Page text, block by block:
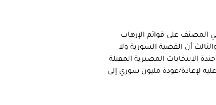
المصنف على قوائم الإرهاب
أن القضية السورية ولا
الانتخابات المصيرية المقبلة
لإعادة/عودة مليون سوري إلى